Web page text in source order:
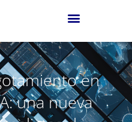
en
una nueva